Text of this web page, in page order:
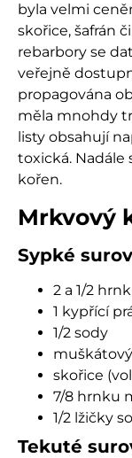
byla velmi
skořice, šafrán
rebarbory se
veřejně
propagována
měla mnohdy
listy obsahují
toxická. Nadále
kořen.
Mrkvový
Sypké
2 a 1/2
1 kypřící
1/2 sody
skořice
7/8 hrnku
1/2 lžičky
Tekuté